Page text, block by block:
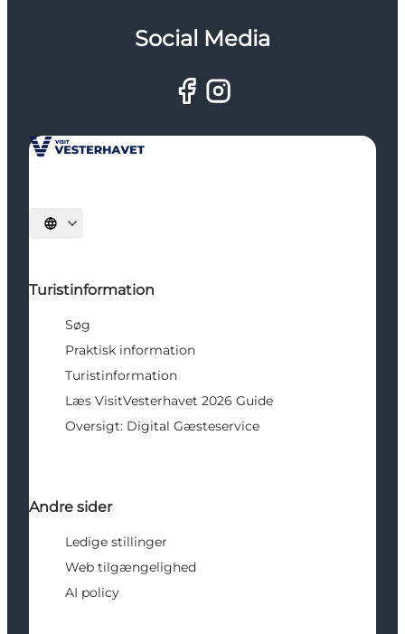
Social Media
Vælg sprog
Turistinformation
Søg
Praktisk information
Turistinformation
Læs VisitVesterhavet 2026 Guide
Oversigt: Digital Gæsteservice
Andre sider
Ledige stillinger
Web tilgængelighed
AI policy